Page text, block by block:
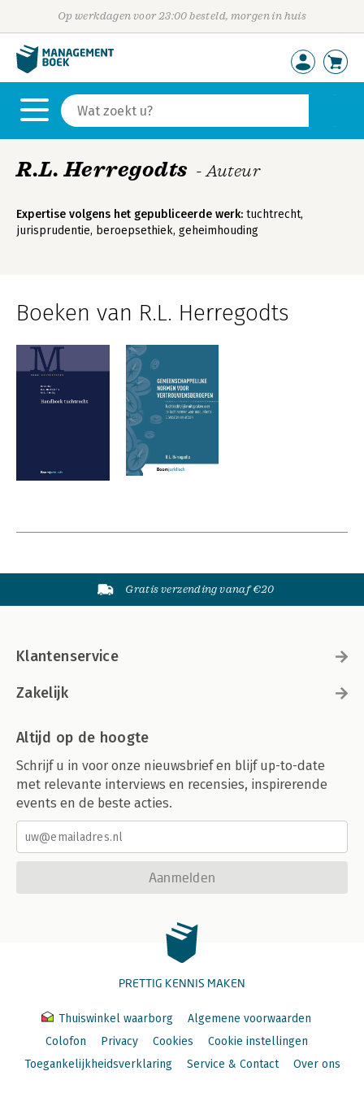
Op werkdagen voor 23:00 besteld, morgen in huis
R.L. Herregodts - Auteur
Expertise volgens het gepubliceerde werk: tuchtrecht,
jurisprudentie, beroepsethiek, geheimhouding
Boeken van R.L. Herregodts
Gratis verzending vanaf €20
Klantenservice
Zakelijk
Altijd op de hoogte
Schrijf u in voor onze nieuwsbrief en blijf up-to-date
met relevante interviews en recensies, inspirerende
events en de beste acties.
Aanmelden
PRETTIG KENNIS MAKEN
Thuiswinkel waarborg
Algemene voorwaarden
Colofon
Privacy Cookies
Cookie instellingen
Toegankelijkheidsverklaring
Service & Contact Over ons